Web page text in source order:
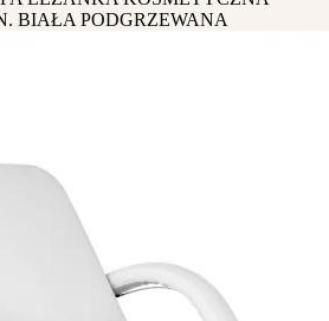
BIAŁA PODGRZEWANA